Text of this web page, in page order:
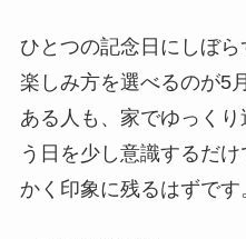
ひとつの記念日にしぼ
楽しみ方を選べるのが5
ある人も、家でゆっく
う日を少し意識するだ
かく印象に残るはずです